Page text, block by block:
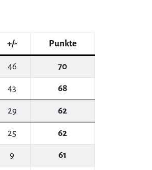
+/- Punkte
46 70
43 68
29 62
25 62
9 61